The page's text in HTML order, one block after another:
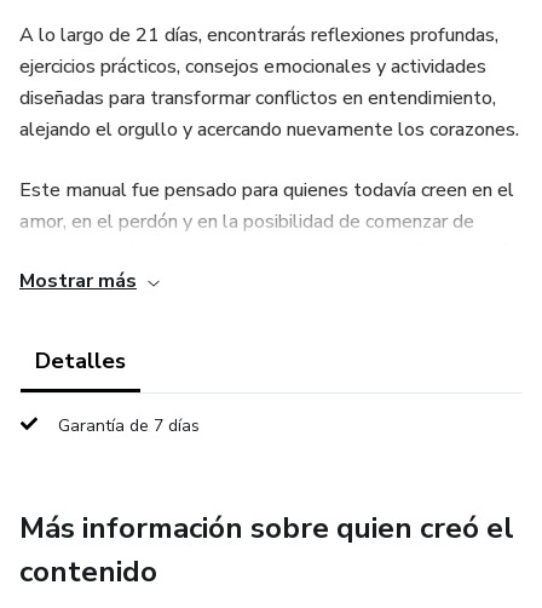
A lo largo de 21 días, encontrarás reflexiones profundas,
ejercicios prácticos, consejos emocionales y actividades
diseñadas para transformar conflictos en entendimiento,
alejando el orgullo y acercando nuevamente los corazones.
Este manual fue pensado para quienes todavía creen en el
amor, en el perdón y en la posibilidad de comenzar de
representa un paso hacia una relación más sana, equilibrada
Si sientes que la rutina, las discusiones o la distancia
ayudarte a reencontrar la armonía y fortalecer el vínculo
✨ Recupera la comunicación
Mostrar más
Detalles
Garantía de 7 días
Más información sobre quien creó el
contenido